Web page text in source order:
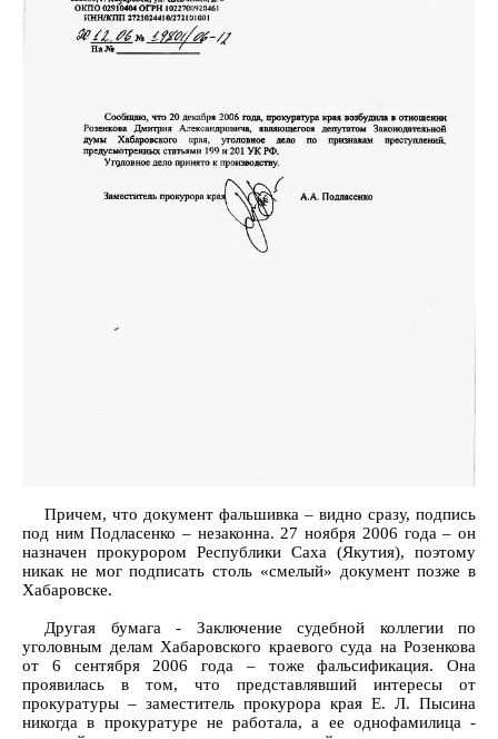
Причем, что документ фальшивка – видно сразу, подпись
под ним Подласенко – незаконна. 27 ноября 2006 года – он
назначен прокурором Республики Саха (Якутия), поэтому
никак не мог подписать столь «смелый» документ позже в
Хабаровске.
Другая бумага - Заключение судебной коллегии по
уголовным делам Хабаровского краевого суда на Розенкова
от 6 сентября 2006 года – тоже фальсификация. Она
проявилась в том, что представлявший интересы от
прокуратуры – заместитель прокурора края Е. Л. Пысина
никогда в прокуратуре не работала, а ее однофамилица -